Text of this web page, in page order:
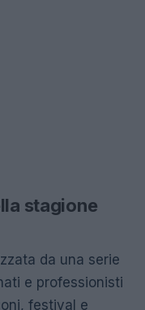
stagione
da una serie
e professionisti
festival e